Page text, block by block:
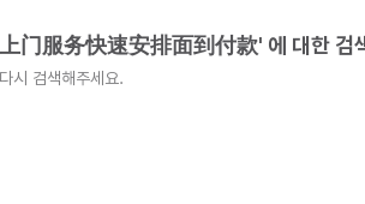
门服务快速安排面到付款' 에 대한 검
시 검색해주세요.